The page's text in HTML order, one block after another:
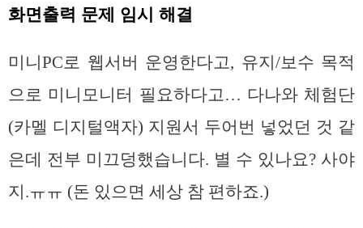
화면출력 문제 임시 해결
미니PC로 웹서버 운영한다고, 유지/보수 목적
으로 미니모니터 필요하다고… 다나와 체험단
(카멜 디지털액자) 지원서 두어번 넣었던 것 같
은데 전부 미끄덩했습니다. 별 수 있나요? 사야
지.ㅠㅠ (돈 있으면 세상 참 편하죠.)